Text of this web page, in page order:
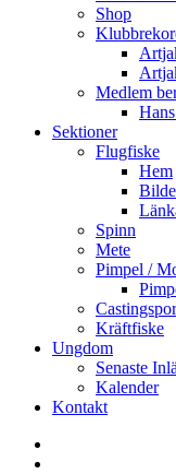
Shop
Medlem
Sektioner
Flugfiske
Hem
Spinn
Mete
Pimpel /
Kräftfiske
Ungdom
Senaste
Kalender
Kontakt